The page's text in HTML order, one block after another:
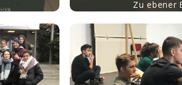
Zu ebener
mehr